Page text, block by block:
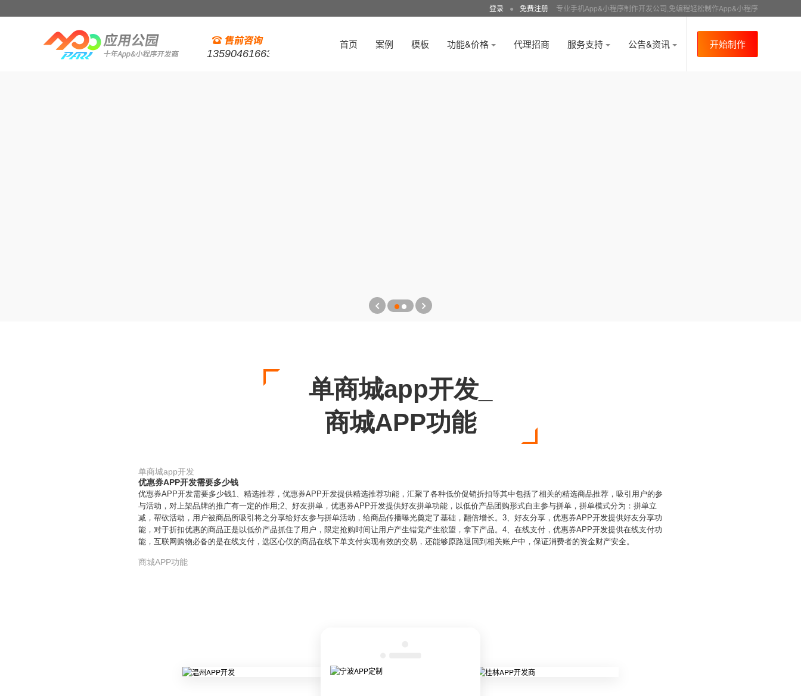
登录 ● 免费注册 专业手机App&小程序制作开发公司,免编程轻松制作App&小程序
13590461663
首页 案例 模板 功能&价格 代理招商 服务支持 公告&资讯 开始制作
单商城app开发_
商城APP功能
单商城app开发
优惠券APP开发需要多少钱
优惠券APP开发需要多少钱1、精选推荐，优惠券APP开发提供精选推荐功能，汇聚了各种低价促销折扣等其中包括了相关的精选商品推荐，吸引用户的参
与活动，对上架品牌的推广有一定的作用;2、好友拼单，优惠券APP开发提供好友拼单功能，以低价产品团购形式自主参与拼单，拼单模式分为：拼单立
减，帮砍活动，用户被商品所吸引将之分享给好友参与拼单活动，给商品传播曝光奠定了基础，翻倍增长。3、好友分享，优惠券APP开发提供好友分享功
能，对于折扣优惠的商品正是以低价产品抓住了用户，限定抢购时间让用户产生错觉产生欲望，拿下产品。4、在线支付，优惠券APP开发提供在线支付功
能，互联网购物必备的是在线支付，选区心仪的商品在线下单支付实现有效的交易，还能够原路退回到相关账户中，保证消费者的资金财产安全。
商城APP功能